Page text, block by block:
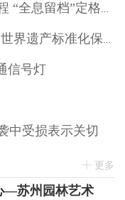
信号灯
中受损表示关切
更多
—苏州园林艺术